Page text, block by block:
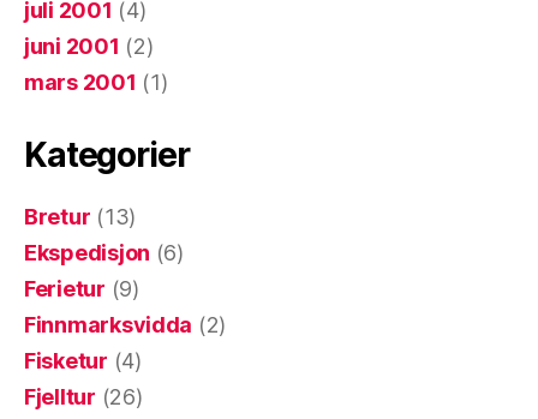
juli 2001 (4)
juni 2001 (2)
mars 2001 (1)
Kategorier
Bretur (13)
Ekspedisjon (6)
Ferietur (9)
Finnmarksvidda (2)
Fisketur (4)
Fjelltur (26)